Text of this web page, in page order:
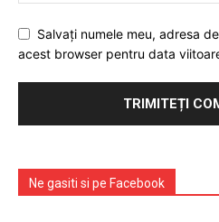
Salvați numele meu, adresa
acest browser pentru data
Ne gasiti si pe Facebook